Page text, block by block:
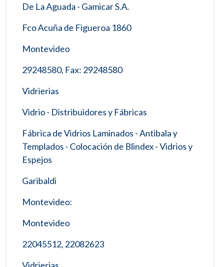
De La Aguada - Gamicar S.A.
Fco Acuña de Figueroa 1860
Montevideo
29248580, Fax: 29248580
Vidrierias
Vidrio - Distribuidores y Fábricas
Fábrica de Vidrios Laminados - Antibala y
Templados - Colocación de Blindex - Vidrios y
Espejos
Garibaldi
Montevideo:
Montevideo
22045512, 22082623